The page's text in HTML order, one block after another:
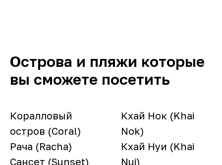
Острова и пляжи которые
вы сможете посетить
Коралловый
остров (Coral)
Рача (Racha)
Сансет (Sunset)
Кхай Нок (Khai
Nok)
Кхай Нуи (Khai
Nui)